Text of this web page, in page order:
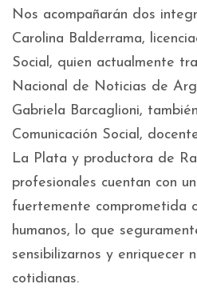
Nos acompañarán dos
Carolina Balderrama,
Social, quien actualmente
Nacional de Noticias de
Gabriela Barcaglioni,
Comunicación Social,
La Plata y productora de
profesionales cuentan con
fuertemente comprometida
humanos, lo que
sensibilizarnos y enriquecer
cotidianas.